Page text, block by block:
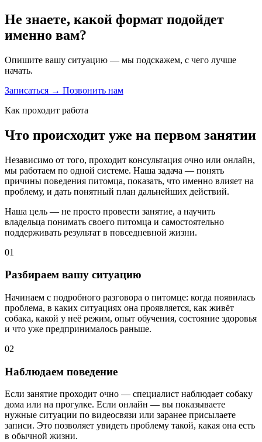
Не знаете, какой формат подойдет
именно вам?
Опишите вашу ситуацию — мы подскажем, с чего лучше
начать.
Записаться → Позвонить нам
Как проходит работа
Что происходит уже на первом занятии
Независимо от того, проходит консультация очно или онлайн,
мы работаем по одной системе. Наша задача — понять
причины поведения питомца, показать, что именно влияет на
проблему, и дать понятный план дальнейших действий.
Наша цель — не просто провести занятие, а научить
владельца понимать своего питомца и самостоятельно
поддерживать результат в повседневной жизни.
01
Разбираем вашу ситуацию
Начинаем с подробного разговора о питомце: когда появилась
проблема, в каких ситуациях она проявляется, как живёт
собака, какой у неё режим, опыт обучения, состояние здоровья
и что уже предпринималось раньше.
02
Наблюдаем поведение
Если занятие проходит очно — специалист наблюдает собаку
дома или на прогулке. Если онлайн — вы показываете
нужные ситуации по видеосвязи или заранее присылаете
записи. Это позволяет увидеть проблему такой, какая она есть
в обычной жизни.